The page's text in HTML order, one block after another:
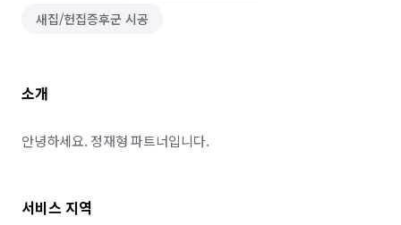
새집/헌집증후군 시공
소개
안녕하세요. 정재형 파트너입니다.
서비스 지역